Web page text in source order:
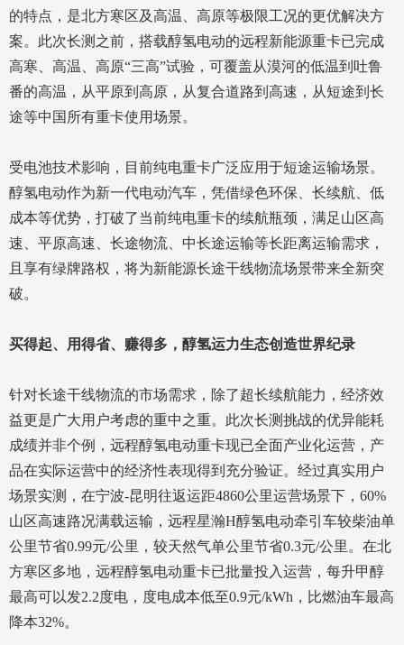
的特点，是北方寒区及高温、高原等极限工况的更优解决方
案。此次长测之前，搭载醇氢电动的远程新能源重卡已完成
高寒、高温、高原“三高”试验，可覆盖从漠河的低温到吐鲁
番的高温，从平原到高原，从复合道路到高速，从短途到长
途等中国所有重卡使用场景。
受电池技术影响，目前纯电重卡广泛应用于短途运输场景。
醇氢电动作为新一代电动汽车，凭借绿色环保、长续航、低
成本等优势，打破了当前纯电重卡的续航瓶颈，满足山区高
速、平原高速、长途物流、中长途运输等长距离运输需求，
且享有绿牌路权，将为新能源长途干线物流场景带来全新突
破。
买得起、用得省、赚得多，醇氢运力生态创造世界纪录
针对长途干线物流的市场需求，除了超长续航能力，经济效
益更是广大用户考虑的重中之重。此次长测挑战的优异能耗
成绩并非个例，远程醇氢电动重卡现已全面产业化运营，产
品在实际运营中的经济性表现得到充分验证。经过真实用户
场景实测，在宁波-昆明往返运距4860公里运营场景下，60%
山区高速路况满载运输，远程星瀚H醇氢电动牵引车较柴油单
公里节省0.99元/公里，较天然气单公里节省0.3元/公里。在北
方寒区多地，远程醇氢电动重卡已批量投入运营，每升甲醇
最高可以发2.2度电，度电成本低至0.9元/kWh，比燃油车最高
降本32%。